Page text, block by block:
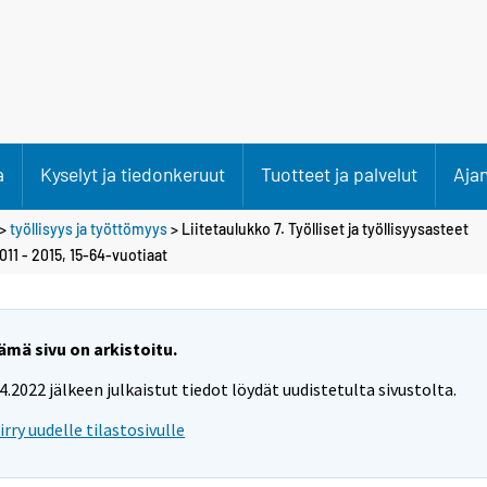
Kyselyt ja tiedonkeruut Tuotteet ja palvelut
työllisyys ja työttömyys> Liitetaulukko 7. Työlliset ja työllisyysasteet
- 2015, 15-64-vuotiaat
sivu on arkistoitu.
jälkeen julkaistut tiedot löydät uudistetulta sivustolta.
uudelle tilastosivulle